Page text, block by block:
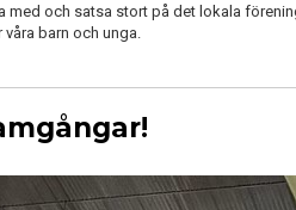
och satsa stort på det lokala
barn och unga.